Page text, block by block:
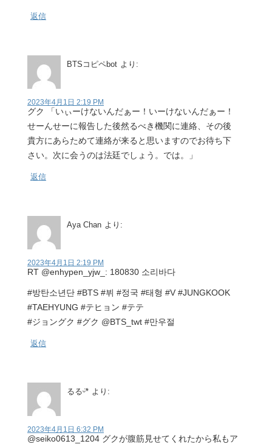
返信
BTSコピペbot より:
2023年4月1日 2:19 PM
グク 「いぃーけないんだぁー！いーけないんだぁー！
せーんせーに報告した後然るべき機関に連絡、その後
貴方にあらためて連絡が来ると思いますのでお待ち下
さい。次に会うのは法廷でしょう。では。」
返信
Aya Chan より:
2023年4月1日 2:19 PM
RT @enhypen_yjw_: 180830 소리바다
#방탄소년단 #BTS #뷔 #정국 #태형 #V #JUNGKOOK
#TAEHYUNG #テヒョン #テテ
#ジョングク #グク @BTS_twt #만우절
返信
るるᵕ̈* より:
2023年4月1日 6:32 PM
@seiko0613_1204 グクが腹筋見せてくれたから私もア